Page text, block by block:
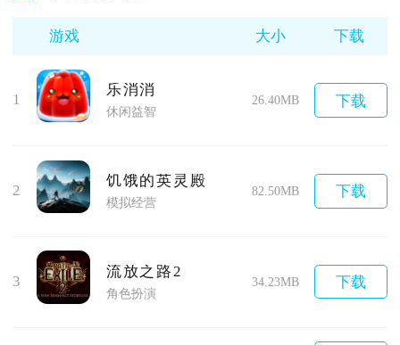
游戏 大小 下载
1
乐消消
休闲益智
26.40MB 下载
2
饥饿的英灵殿
模拟经营
82.50MB 下载
3
流放之路2
角色扮演
34.23MB 下载